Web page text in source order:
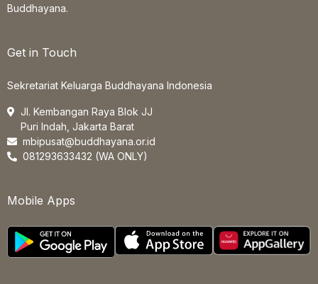
Buddhayana.
Get in Touch
Sekretariat Keluarga Buddhayana Indonesia
Jl. Kembangan Raya Blok JJ
Puri Indah, Jakarta Barat
mbipusat@buddhayana.or.id
081293633432 (WA ONLY)
Mobile Apps